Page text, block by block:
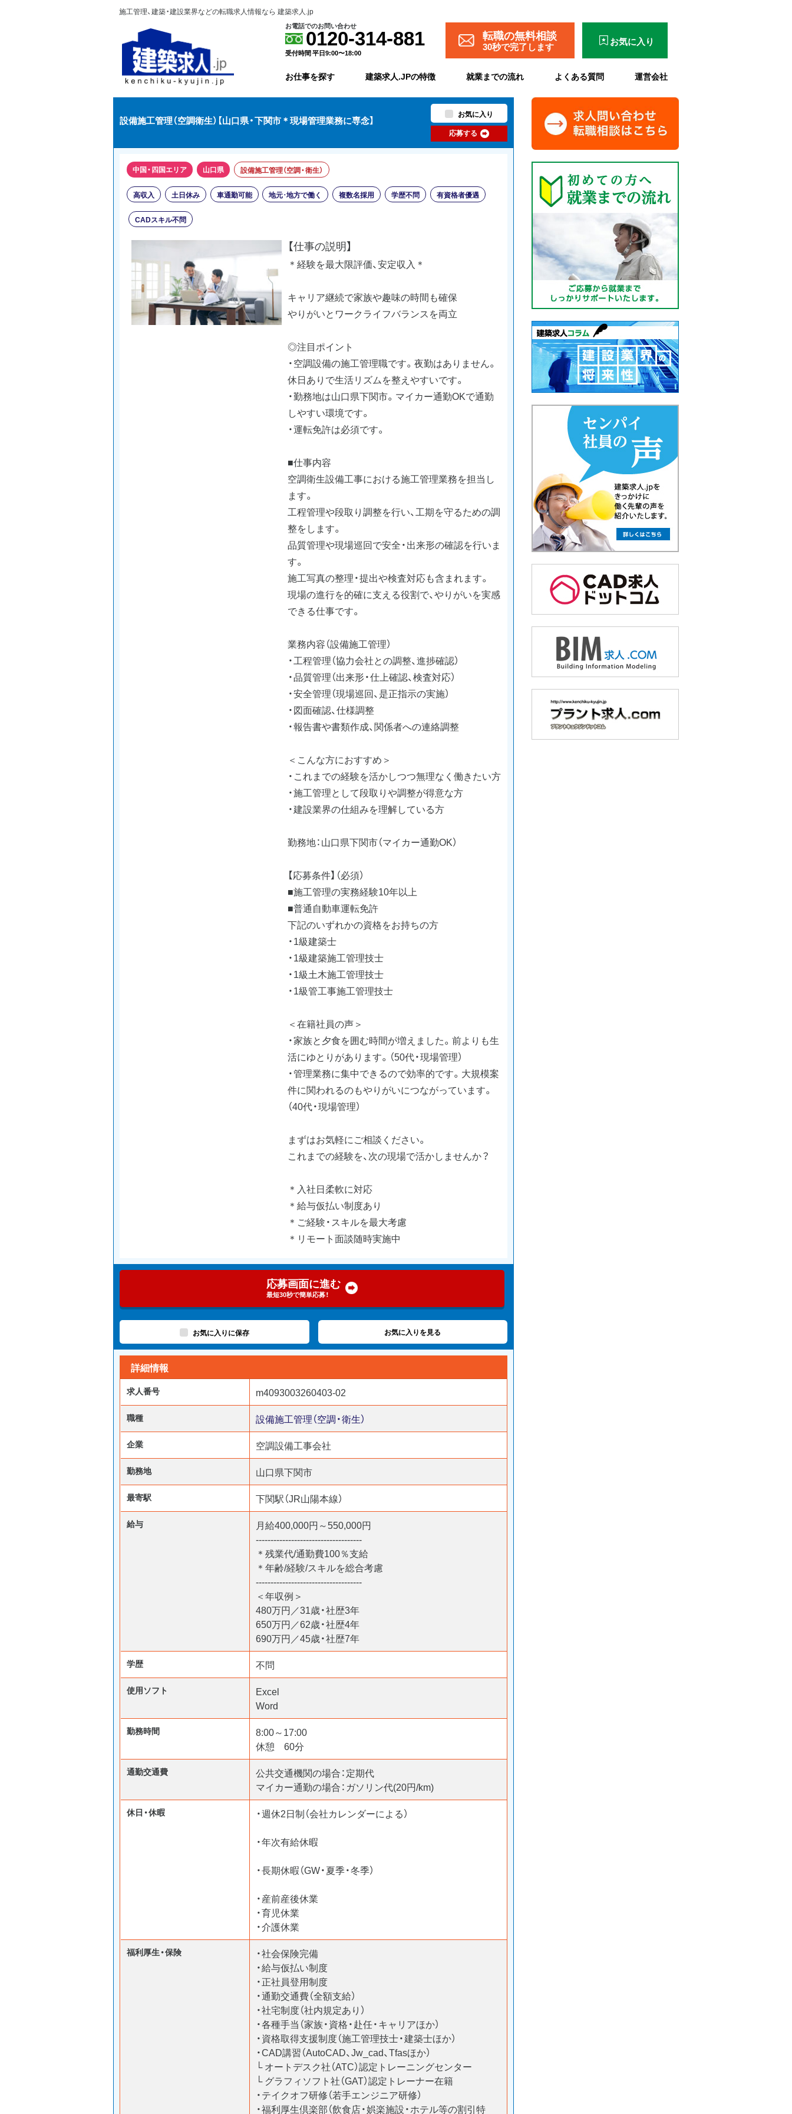
施工管理、建築・建設業界などの転職求人情報なら 建築求人.jp
お電話でのお問い合わせ
0120-314-881
受付時間 平日9:00〜18:00
転職の無料相談
30秒で完了します お気に入り
お仕事を探す 建築求人.JPの特徴 就業までの流れ よくある質問 運営会社
設備施工管理（空調衛生）【山口県・下関市＊現場管理業務に専念】
お気に入り
応募する
中国・四国エリア 山口県 設備施工管理（空調・衛生）
高収入 土日休み 車通勤可能 地元･地方で働く 複数名採用 学歴不問 有資格者優遇
CADスキル不問
【仕事の説明】
＊経験を最大限評価、安定収入＊
キャリア継続で家族や趣味の時間も確保
やりがいとワークライフバランスを両立
◎注目ポイント
・空調設備の施工管理職です。夜勤はありません。
休日ありで生活リズムを整えやすいです。
・勤務地は山口県下関市。マイカー通勤OKで通勤
しやすい環境です。
・運転免許は必須です。
■仕事内容
空調衛生設備工事における施工管理業務を担当し
ます。
工程管理や段取り調整を行い、工期を守るための調
整をします。
品質管理や現場巡回で安全・出来形の確認を行いま
す。
施工写真の整理・提出や検査対応も含まれます。
現場の進行を的確に支える役割で、やりがいを実感
できる仕事です。
業務内容（設備施工管理）
・工程管理（協力会社との調整、進捗確認）
・品質管理（出来形・仕上確認、検査対応）
・安全管理（現場巡回、是正指示の実施）
・図面確認、仕様調整
・報告書や書類作成、関係者への連絡調整
＜こんな方におすすめ＞
・これまでの経験を活かしつつ無理なく働きたい方
・施工管理として段取りや調整が得意な方
・建設業界の仕組みを理解している方
勤務地：山口県下関市（マイカー通勤OK）
【応募条件】（必須）
■施工管理の実務経験10年以上
■普通自動車運転免許
下記のいずれかの資格をお持ちの方
・1級建築士
・1級建築施工管理技士
・1級土木施工管理技士
・1級管工事施工管理技士
＜在籍社員の声＞
・家族と夕食を囲む時間が増えました。前よりも生
活にゆとりがあります。（50代・現場管理）
・管理業務に集中できるので効率的です。大規模案
件に関われるのもやりがいにつながっています。
（40代・現場管理）
まずはお気軽にご相談ください。
これまでの経験を、次の現場で活かしませんか？
＊入社日柔軟に対応
＊給与仮払い制度あり
＊ご経験・スキルを最大考慮
＊リモート面談随時実施中
応募画面に進む
最短30秒で簡単応募！
お気に入りに保存 お気に入りを見る
詳細情報
求人番号 m4093003260403-02
職種 設備施工管理（空調・衛生）
企業 空調設備工事会社
勤務地 山口県下関市
最寄駅 下関駅（JR山陽本線）
給与
月給400,000円～550,000円
------------------------------------
＊残業代/通勤費100％支給
＊年齢/経験/スキルを総合考慮
------------------------------------
＜年収例＞
480万円／31歳・社歴3年
650万円／62歳・社歴4年
690万円／45歳・社歴7年
学歴 不問
使用ソフト
Excel
Word
勤務時間
8:00～17:00
休憩 60分
通勤交通費
公共交通機関の場合：定期代
マイカー通勤の場合：ガソリン代(20円/km)
休日・休暇
・週休2日制（会社カレンダーによる）
・年次有給休暇
・長期休暇（GW・夏季・冬季）
・産前産後休業
・育児休業
・介護休業
福利厚生・保険
・社会保険完備
・給与仮払い制度
・正社員登用制度
・通勤交通費（全額支給）
・社宅制度（社内規定あり）
・各種手当（家族・資格・赴任・キャリアほか）
・資格取得支援制度（施工管理技士・建築士ほか）
・CAD講習（AutoCAD、Jw_cad、Tfasほか）
└ オートデスク社（ATC）認定トレーニングセンター
└ グラフィソフト社（GAT）認定トレーナー在籍
・テイクオフ研修（若手エンジニア研修）
・福利厚生倶楽部（飲食店・娯楽施設・ホテル等の割引特